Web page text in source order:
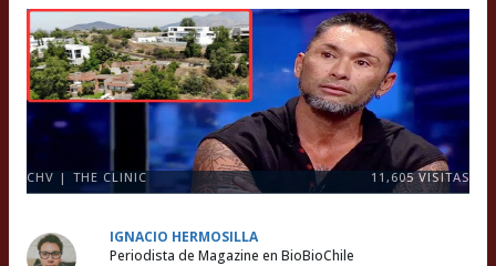
CHV | THE CLINIC 11,605VISITAS
IGNACIO HERMOSILLA
Periodista de Magazine en BioBioChile